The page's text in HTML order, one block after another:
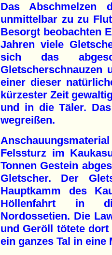
Das Abschmelzen
unmittelbar zu zu
Besorgt beobachten
Jahren viele
sich das
Gletscherschnauzen
einer dieser
kürzester Zeit
und in die Täler.
wegreißen.
Felssturz im
Tonnen Gestein
Gletscher. Der
Hauptkamm des
Höllenfahrt in
Nordossetien. Die
und Geröll tötete dort
ein ganzes Tal in eine